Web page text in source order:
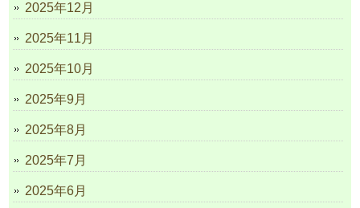
2025年12月
2025年11月
2025年10月
2025年9月
2025年8月
2025年7月
2025年6月